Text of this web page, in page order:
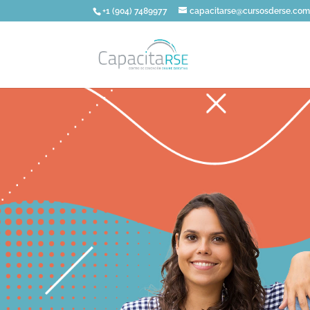
+1 (904) 7489977 capacitarse@cursosderse.com